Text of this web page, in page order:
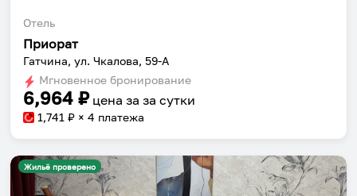
Отель
Приорат
Гатчина, ул. Чкалова, 59-А
Мгновенное бронирование
6,964 ₽ цена за за сутки
1,741 ₽ × 4 платежа
Жильё проверено